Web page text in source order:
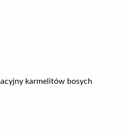
karmelitów bosych